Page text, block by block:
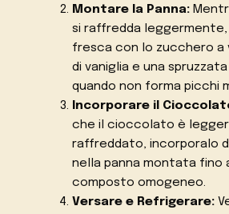
Montare la Panna:
si raffredda leggermente,
fresca con lo zucchero a
di vaniglia e una
quando non forma picchi
Incorporare il
che il cioccolato è
raffreddato, incorporalo
nella panna montata fino
composto omogeneo.
Versare e Refrigerare: